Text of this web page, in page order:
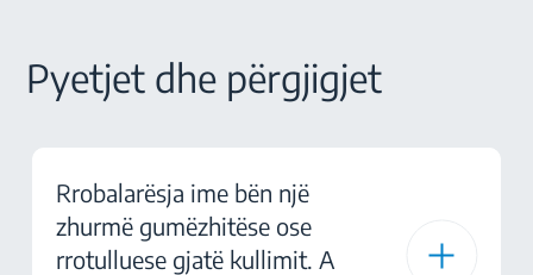
Pyetjet dhe përgjigjet
Rrobalarësja ime bën një
zhurmë gumëzhitëse ose
rrotulluese gjatë kullimit. A